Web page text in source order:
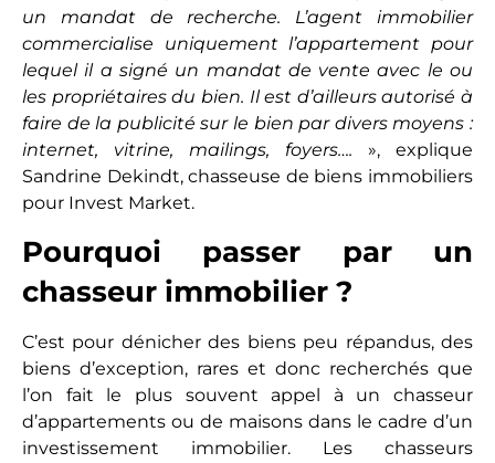
un mandat de recherche. L’agent immobilier
commercialise uniquement l’appartement pour
lequel il a signé un mandat de vente avec le ou
les propriétaires du bien. Il est d’ailleurs autorisé à
faire de la publicité sur le bien par divers moyens :
internet, vitrine, mailings, foyers…. », explique
Sandrine Dekindt, chasseuse de biens immobiliers
pour Invest Market.
Pourquoi passer par un
chasseur immobilier ?
C’est pour dénicher des biens peu répandus, des
biens d’exception, rares et donc recherchés que
l’on fait le plus souvent appel à un chasseur
d’appartements ou de maisons dans le cadre d’un
investissement immobilier. Les chasseurs